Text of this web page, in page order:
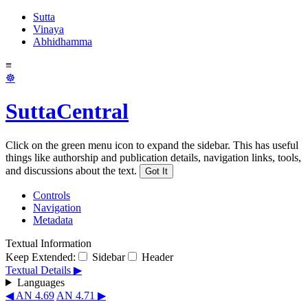
Sutta
Vinaya
Abhidhamma
≡
☸
SuttaCentral
Click on the green menu icon to expand the sidebar. This has useful
things like authorship and publication details, navigation links, tools,
and discussions about the text.
Got It
Controls
Navigation
Metadata
Textual Information
Keep Extended:
Sidebar
Header
Textual Details ▶
Languages
◀ AN 4.69 AN 4.71 ▶